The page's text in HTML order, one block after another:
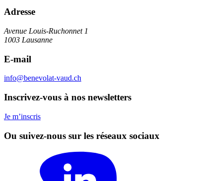
Adresse
Avenue Louis-Ruchonnet 1
1003 Lausanne
E-mail
info@benevolat-vaud.ch
Inscrivez-vous à nos newsletters
Je m’inscris
Ou suivez-nous sur les réseaux sociaux